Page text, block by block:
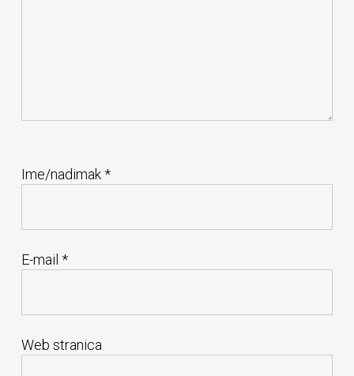
Ime/nadimak*
E-mail *
Web stranica